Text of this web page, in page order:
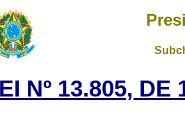
Nº 13.805, DE